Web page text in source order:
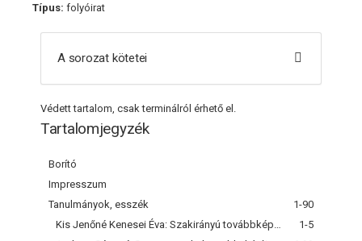
Típus: folyóirat
A sorozat kötetei
Védett tartalom, csak terminálról érhető el.
Tartalomjegyzék
Borító
Impresszum
Tanulmányok, esszék
1-90
1-5